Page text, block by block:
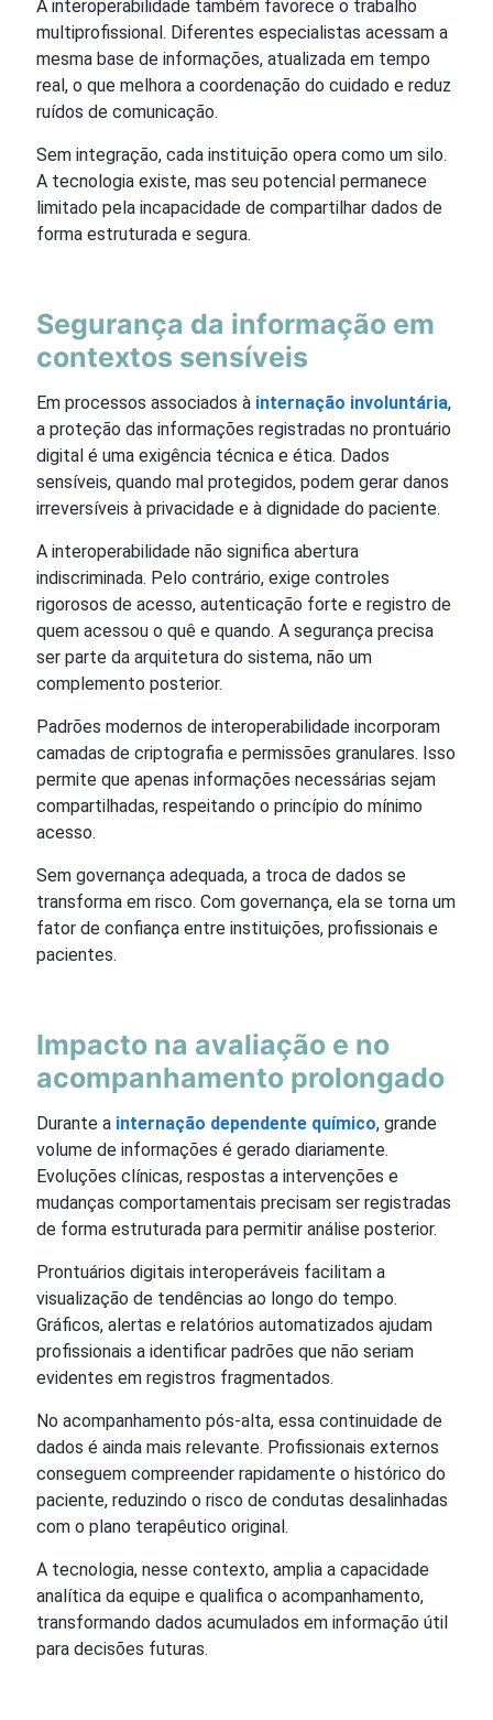
A interoperabilidade também favorece o trabalho
multiprofissional. Diferentes especialistas acessam a
mesma base de informações, atualizada em tempo
real, o que melhora a coordenação do cuidado e reduz
ruídos de comunicação.
Sem integração, cada instituição opera como um silo.
A tecnologia existe, mas seu potencial permanece
limitado pela incapacidade de compartilhar dados de
forma estruturada e segura.
Segurança da informação em
contextos sensíveis
Em processos associados à internação involuntária,
a proteção das informações registradas no prontuário
digital é uma exigência técnica e ética. Dados
sensíveis, quando mal protegidos, podem gerar danos
irreversíveis à privacidade e à dignidade do paciente.
A interoperabilidade não significa abertura
indiscriminada. Pelo contrário, exige controles
rigorosos de acesso, autenticação forte e registro de
quem acessou o quê e quando. A segurança precisa
ser parte da arquitetura do sistema, não um
complemento posterior.
Padrões modernos de interoperabilidade incorporam
camadas de criptografia e permissões granulares. Isso
permite que apenas informações necessárias sejam
compartilhadas, respeitando o princípio do mínimo
acesso.
Sem governança adequada, a troca de dados se
transforma em risco. Com governança, ela se torna um
fator de confiança entre instituições, profissionais e
pacientes.
Impacto na avaliação e no
acompanhamento prolongado
Durante a internação dependente químico, grande
volume de informações é gerado diariamente.
Evoluções clínicas, respostas a intervenções e
mudanças comportamentais precisam ser registradas
de forma estruturada para permitir análise posterior.
Prontuários digitais interoperáveis facilitam a
visualização de tendências ao longo do tempo.
Gráficos, alertas e relatórios automatizados ajudam
profissionais a identificar padrões que não seriam
evidentes em registros fragmentados.
No acompanhamento pós-alta, essa continuidade de
dados é ainda mais relevante. Profissionais externos
conseguem compreender rapidamente o histórico do
paciente, reduzindo o risco de condutas desalinhadas
com o plano terapêutico original.
A tecnologia, nesse contexto, amplia a capacidade
analítica da equipe e qualifica o acompanhamento,
transformando dados acumulados em informação útil
para decisões futuras.